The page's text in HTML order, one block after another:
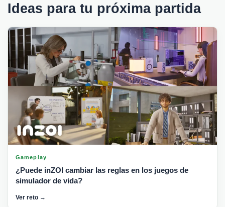
Ideas para tu próxima partida
Gameplay
¿Puede inZOI cambiar las reglas en los juegos de
simulador de vida?
Ver reto →